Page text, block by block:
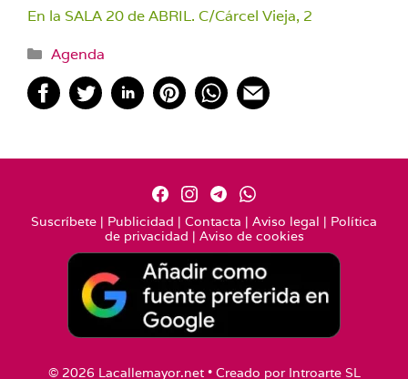
En la SALA 20 de ABRIL. C/Cárcel Vieja, 2
Categorías
Agenda
Suscríbete | Publicidad | Contacta | Aviso legal | Política
de privacidad | Aviso de cookies
© 2026 Lacallemayor.net • Creado por Introarte SL